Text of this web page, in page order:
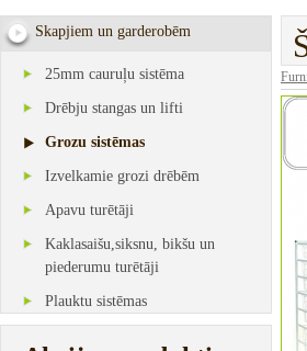
Skapjiem un garderobēm
25mm cauruļu sistēma
Drēbju stangas un lifti
Grozu sistēmas
Izvelkamie grozi drēbēm
Apavu turētāji
Kaklasaišu,siksnu, bikšu un
piederumu turētāji
Plauktu sistēmas